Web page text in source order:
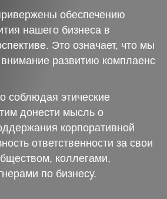
обеспечению
нашего бизнеса в
Это означает, что мы
развитию комплаенс
соблюдая этические
донести мысль о
корпоративной
ответственности за свои
коллегами,
по бизнесу.